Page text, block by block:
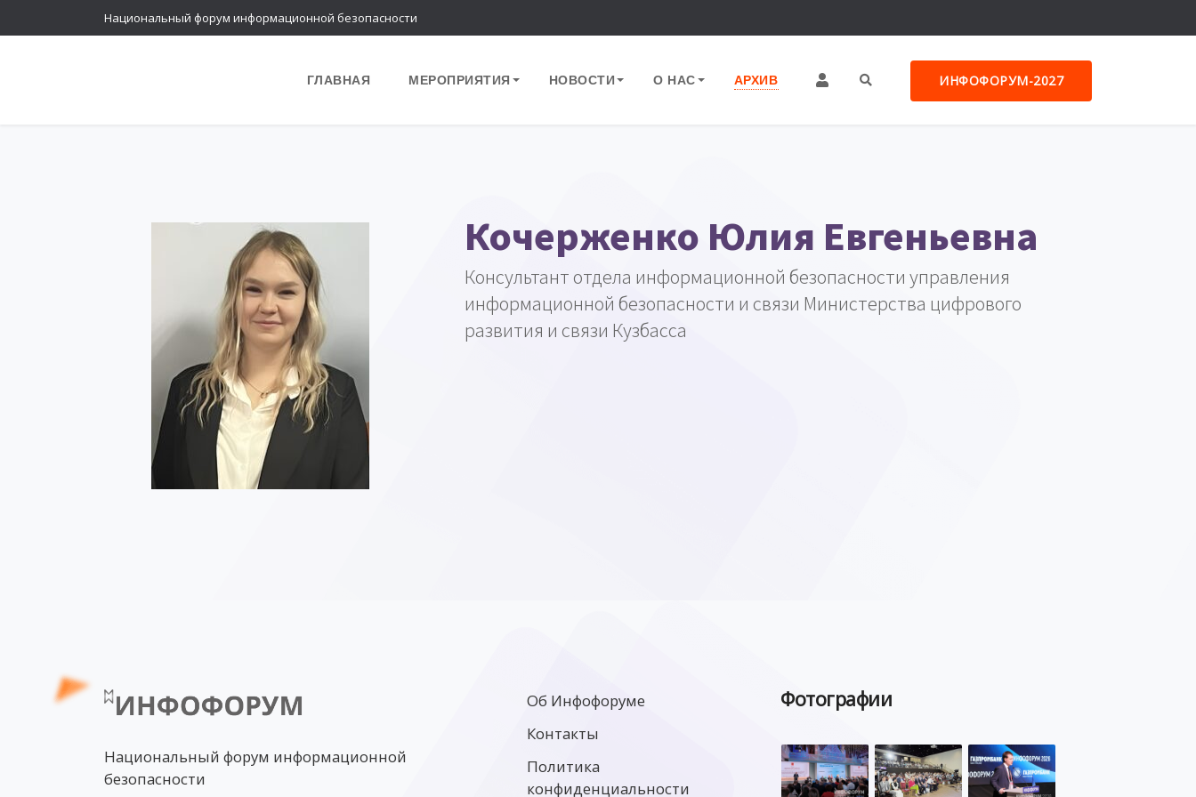
Национальный форум информационной безопасности
ГЛАВНАЯ МЕРОПРИЯТИЯ НОВОСТИ О НАС АРХИВ ИНФОФОРУМ-2027
Кочерженко Юлия Евгеньевна
Консультант отдела информационной безопасности управления
информационной безопасности и связи Министерства цифрового
развития и связи Кузбасса
Национальный форум информационной
безопасности
Об Инфофоруме
Контакты
Политика
конфиденциальности
Фотографии